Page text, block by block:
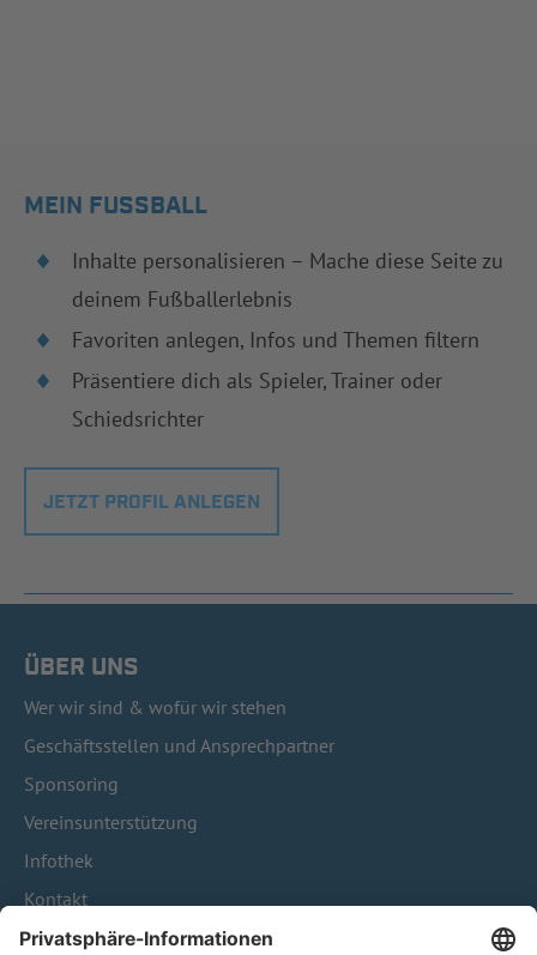
MEIN FUSSBALL
Inhalte personalisieren – Mache diese Seite zu
deinem Fußballerlebnis
Favoriten anlegen, Infos und Themen filtern
Präsentiere dich als Spieler, Trainer oder
Schiedsrichter
JETZT PROFIL ANLEGEN
ÜBER UNS
Wer wir sind & wofür wir stehen
Geschäftsstellen und Ansprechpartner
Sponsoring
Vereinsunterstützung
Infothek
Kontakt